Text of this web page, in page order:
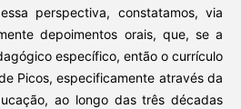
perspectiva, constatamos, via
depoimentos orais, que, se a
específico, então o currículo
Picos, especificamente através da
ao longo das três décadas